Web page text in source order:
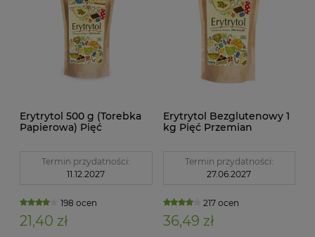
Erytrytol 500 g (Torebka
Papierowa) Pięć
Termin przydatności:
11.12.2027
198 ocen
21,40 zł
Erytrytol Bezglutenowy 1
kg Pięć Przemian
Termin przydatności:
27.06.2027
217 ocen
36,49 zł